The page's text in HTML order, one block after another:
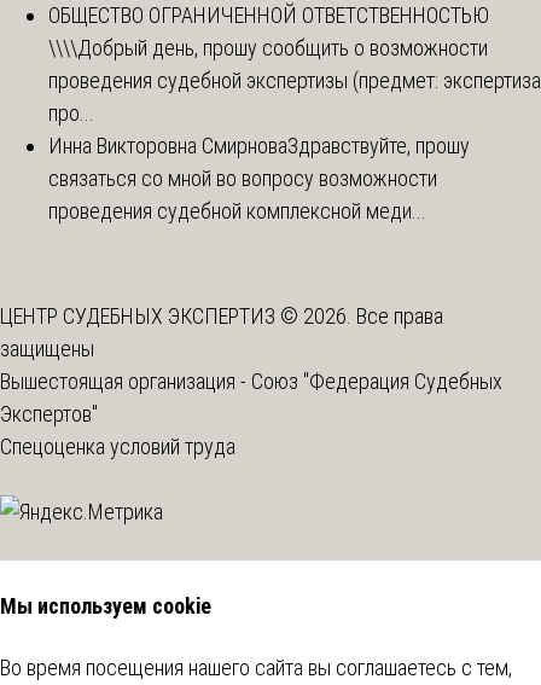
ОБЩЕСТВО ОГРАНИЧЕННОЙ ОТВЕТСТВЕННОСТЬЮ
\\\\Добрый день, прошу сообщить о возможности
проведения судебной экспертизы (предмет: экспертиза
про...
Инна Викторовна СмирноваЗдравствуйте, прошу
связаться со мной во вопросу возможности
проведения судебной комплексной меди...
ЦЕНТР СУДЕБНЫХ ЭКСПЕРТИЗ © 2026. Все права
защищены
Вышестоящая организация - Союз "Федерация Судебных
Экспертов"
Спецоценка условий труда
Мы используем cookie
Во время посещения нашего сайта вы соглашаетесь с тем,